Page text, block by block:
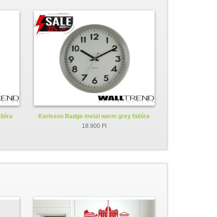
Karlsson Badge metal warm grey falióra
KA5610GY
18.900 Ft